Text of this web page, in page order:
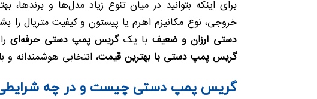
برای اینکه بتوانید در میان تنوع زیاد مدل‌ها و
خروجی، نوع مکانیزم اهرم یا پیستون و کیفیت متریال را
دستی ارزان و ضعیف با یکگریس پمپ دستی حرفه‌ای
گریس پمپ دستی با بهترین قیمت، انتخابی هوشمندانه و
گریس پمپ دستی چیست و در چه